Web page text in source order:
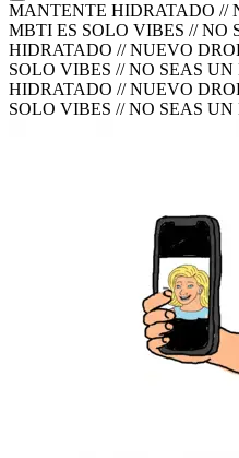
MANTENTE HIDRATADO //
MBTI ES SOLO VIBES // NO
HIDRATADO // NUEVO
SOLO VIBES // NO SEAS UN
HIDRATADO // NUEVO
SOLO VIBES // NO SEAS UN